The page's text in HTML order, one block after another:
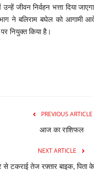
जीवन निर्वहन भत्ता दिया
ने बलिराम बघेल को आगामी
नियुक्त किया है।
PREVIOUS ARTICLE
आज का राशिफल
NEXT ARTICLE
से टकराई तेज रफ़्तार बाइक, पिता